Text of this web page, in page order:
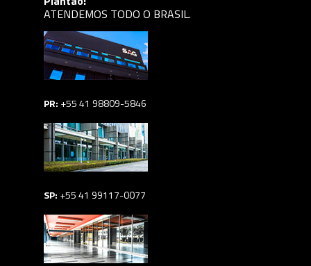
ATENDEMOS TODO O BRASIL.
PR: +55 41 98809-5846
SP: +55 41 99117-0077